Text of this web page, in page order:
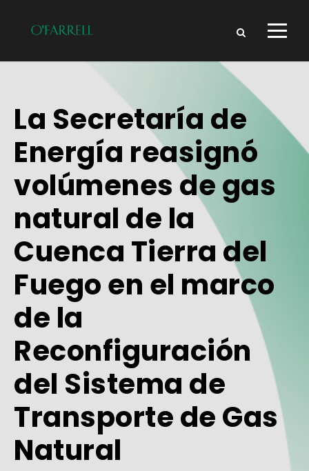
La Secretaría de
Energía reasignó
volúmenes de gas
natural de la
Cuenca Tierra del
Fuego en el marco
de la
Reconfiguración
del Sistema de
Transporte de Gas
Natural